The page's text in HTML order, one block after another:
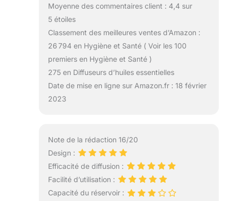
Moyenne des commentaires client : 4,4 sur
5 étoiles
Classement des meilleures ventes d’Amazon :
26 794 en Hygiène et Santé ( Voir les 100
premiers en Hygiène et Santé )
275 en Diffuseurs d’huiles essentielles
Date de mise en ligne sur Amazon.fr : 18 février
2023
Note de la rédaction 16/20
Design :
Efficacité de diffusion :
Facilité d’utilisation :
Capacité du réservoir :